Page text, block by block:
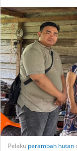
Pelaku perambah hutan